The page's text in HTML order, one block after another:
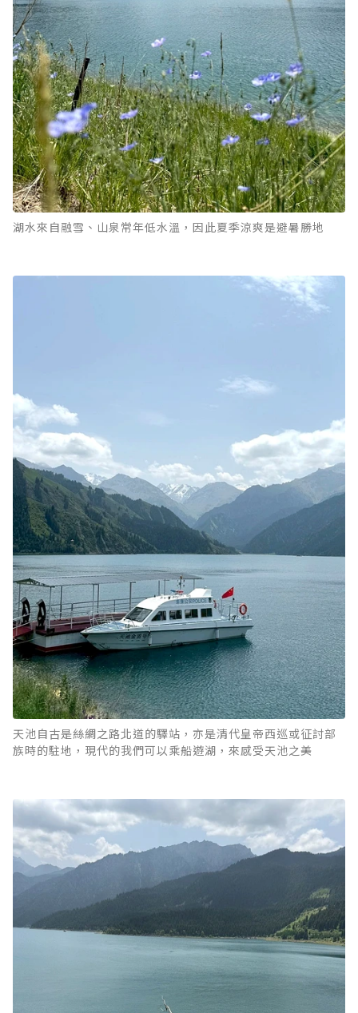
湖水來自融雪、山泉常年低水溫，因此夏季涼爽是避暑勝地
天池自古是絲綢之路北道的驛站，亦是清代皇帝西巡或征討部
族時的駐地，現代的我們可以乘船遊湖，來感受天池之美